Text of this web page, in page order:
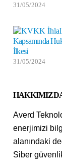
31/05/2024
Kapsamında
İlkesi
31/05/2024
Averd
enerjimizi
alanındaki
Siber